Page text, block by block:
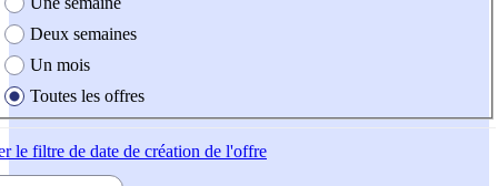
Deux semaines
Un mois
Toutes les offres
le filtre de date de création de l'offre